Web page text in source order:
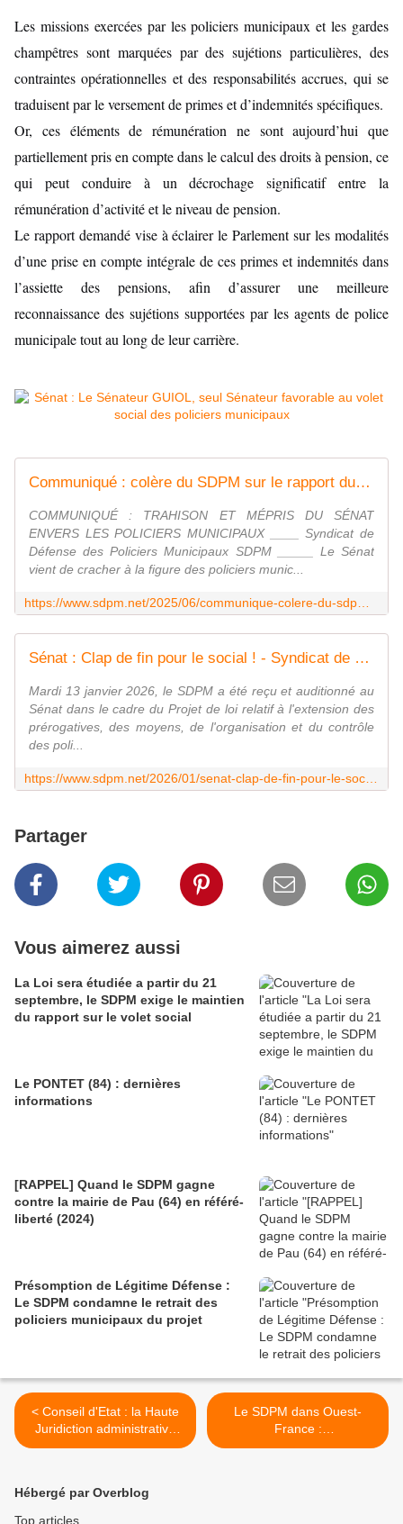
Les missions exercées par les policiers municipaux et les gardes
champêtres sont marquées par des sujétions particulières, des
contraintes opérationnelles et des responsabilités accrues, qui se
traduisent par le versement de primes et d’indemnités spécifiques.
Or, ces éléments de rémunération ne sont aujourd’hui que
partiellement pris en compte dans le calcul des droits à pension, ce
qui peut conduire à un décrochage significatif entre la
rémunération d’activité et le niveau de pension.
Le rapport demandé vise à éclairer le Parlement sur les modalités
d’une prise en compte intégrale de ces primes et indemnités dans
l’assiette des pensions, afin d’assurer une meilleure
reconnaissance des sujétions supportées par les agents de police
municipale tout au long de leur carrière.
Communiqué : colère du SDPM sur le rapport du Sénat concernant les polices municipales - Syndicat de Défense des Policiers Municipaux - SDPM
COMMUNIQUÉ : TRAHISON ET MÉPRIS DU SÉNAT
ENVERS LES POLICIERS MUNICIPAUX ____ Syndicat de
Défense des Policiers Municipaux SDPM _____ Le Sénat
vient de cracher à la figure des policiers munic...
Sénat : Clap de fin pour le social ! - Syndicat de Défense des Policiers Municipaux - SDPM
Mardi 13 janvier 2026, le SDPM a été reçu et auditionné au
Sénat dans le cadre du Projet de loi relatif à l'extension des
prérogatives, des moyens, de l'organisation et du contrôle
des poli...
Partager
Vous aimerez aussi
La Loi sera étudiée a partir du 21
septembre, le SDPM exige le maintien
du rapport sur le volet social
Le PONTET (84) : dernières
informations
[RAPPEL] Quand le SDPM gagne
contre la mairie de Pau (64) en référé-
liberté (2024)
Présomption de Légitime Défense :
Le SDPM condamne le retrait des
policiers municipaux du projet
< Conseil d'Etat : la Haute
Juridiction administrative
interdit l'IA et les
Le SDPM dans Ouest-
France :
Dysfonctionnements,
Hébergé par Overblog
Top articles